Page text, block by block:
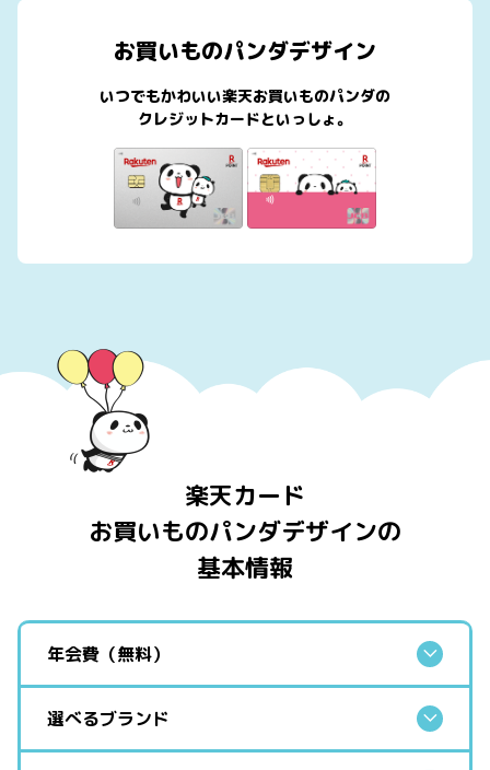
お買いものパンダデザイン
いつでもかわいい楽天お買いものパンダの
クレジットカードといっしょ。
楽天カード
お買いものパンダデザインの
基本情報
年会費（無料）
選べるブランド